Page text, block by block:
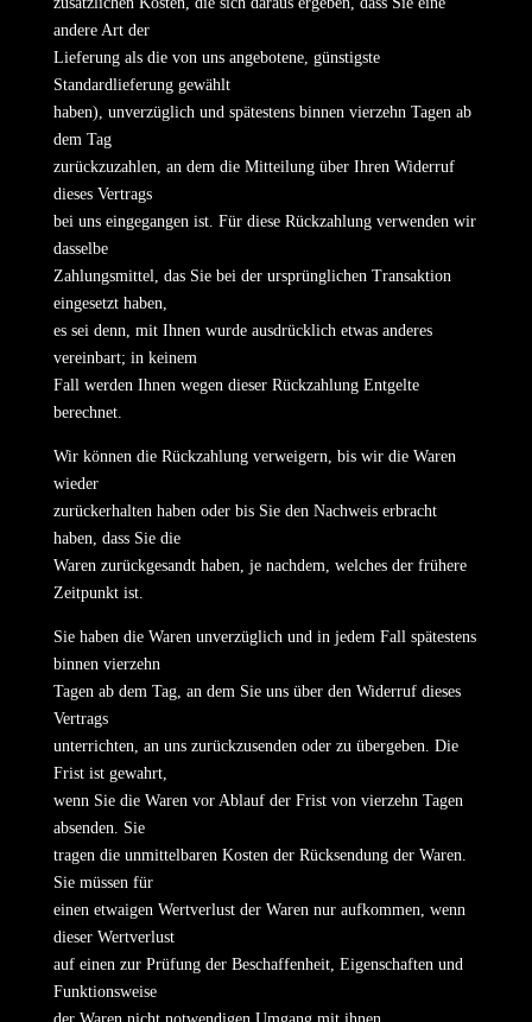
andere Art der
Lieferung als die von uns angebotene, günstigste
Standardlieferung gewählt
haben), unverzüglich und spätestens binnen vierzehn Tagen ab
dem Tag
zurückzuzahlen, an dem die Mitteilung über Ihren Widerruf
dieses Vertrags
bei uns eingegangen ist. Für diese Rückzahlung verwenden wir
dasselbe
Zahlungsmittel, das Sie bei der ursprünglichen Transaktion
eingesetzt haben,
es sei denn, mit Ihnen wurde ausdrücklich etwas anderes
vereinbart; in keinem
Fall werden Ihnen wegen dieser Rückzahlung Entgelte
berechnet.
Wir können die Rückzahlung verweigern, bis wir die Waren
wieder
zurückerhalten haben oder bis Sie den Nachweis erbracht
haben, dass Sie die
Waren zurückgesandt haben, je nachdem, welches der frühere
Zeitpunkt ist.
Sie haben die Waren unverzüglich und in jedem Fall spätestens
binnen vierzehn
Tagen ab dem Tag, an dem Sie uns über den Widerruf dieses
Vertrags
unterrichten, an uns zurückzusenden oder zu übergeben. Die
Frist ist gewahrt,
wenn Sie die Waren vor Ablauf der Frist von vierzehn Tagen
absenden. Sie
tragen die unmittelbaren Kosten der Rücksendung der Waren.
Sie müssen für
einen etwaigen Wertverlust der Waren nur aufkommen, wenn
dieser Wertverlust
auf einen zur Prüfung der Beschaffenheit, Eigenschaften und
Funktionsweise